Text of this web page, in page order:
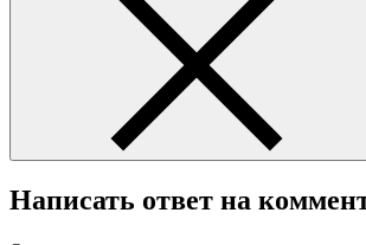
Написать ответ на